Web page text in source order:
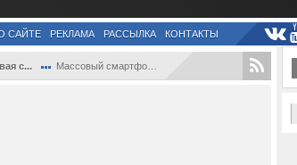
САЙТЕ РЕКЛАМА РАССЫЛКА КОНТАКТЫ
с... Массовый смартфон AQPhone M11 на отечест...